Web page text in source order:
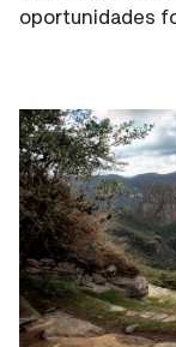
oportunidades